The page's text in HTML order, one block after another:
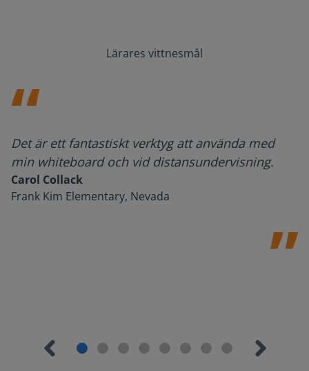
Lärares vittnesmål
Det är ett fantastiskt verktyg att använda med
min whiteboard och vid distansundervisning.
Carol Collack
Frank Kim Elementary, Nevada